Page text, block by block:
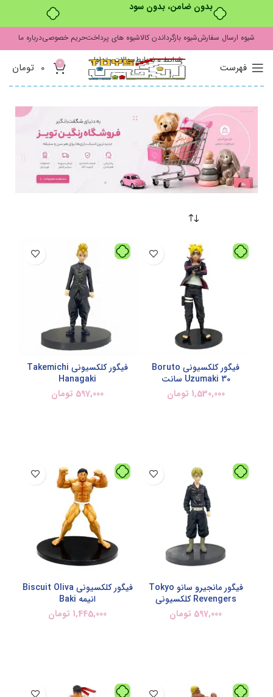
بدون ضامن، بدون سود
شیوه ارسال سفارششیوه بازگرداندن کالاشیوه های پرداختحریم خصوصیدرباره ما
شرایط و ضوابطسوالات متداول
فهرست 0
0 تومان
فیگور کلکسیونی Boruto
Uzumaki 30 سانت
1,530,000 تومان
فیگور کلکسیونی Takemichi
Hanagaki
597,000 تومان
فیگور مانجیرو سانو Tokyo
Revengers کلکسیونی
597,000 تومان
فیگور کلکسیونی Biscuit Oliva
انیمه Baki
1,445,000 تومان